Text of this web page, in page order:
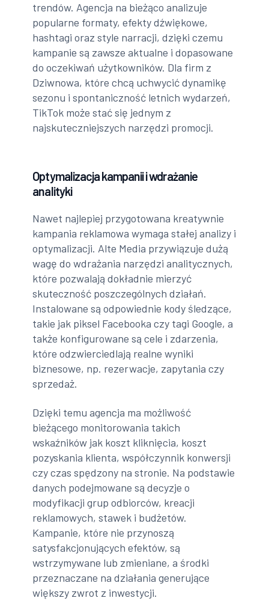
trendów. Agencja na bieżąco analizuje
popularne formaty, efekty dźwiękowe,
hashtagi oraz style narracji, dzięki czemu
kampanie są zawsze aktualne i dopasowane
do oczekiwań użytkowników. Dla firm z
Dziwnowa, które chcą uchwycić dynamikę
sezonu i spontaniczność letnich wydarzeń,
TikTok może stać się jednym z
najskuteczniejszych narzędzi promocji.
Optymalizacja kampanii i wdrażanie
analityki
Nawet najlepiej przygotowana kreatywnie
kampania reklamowa wymaga stałej analizy i
optymalizacji. Alte Media przywiązuje dużą
wagę do wdrażania narzędzi analitycznych,
które pozwalają dokładnie mierzyć
skuteczność poszczególnych działań.
Instalowane są odpowiednie kody śledzące,
takie jak piksel Facebooka czy tagi Google, a
także konfigurowane są cele i zdarzenia,
które odzwierciedlają realne wyniki
biznesowe, np. rezerwacje, zapytania czy
sprzedaż.
Dzięki temu agencja ma możliwość
bieżącego monitorowania takich
wskaźników jak koszt kliknięcia, koszt
pozyskania klienta, współczynnik konwersji
czy czas spędzony na stronie. Na podstawie
danych podejmowane są decyzje o
modyfikacji grup odbiorców, kreacji
reklamowych, stawek i budżetów.
Kampanie, które nie przynoszą
satysfakcjonujących efektów, są
wstrzymywane lub zmieniane, a środki
przeznaczane na działania generujące
większy zwrot z inwestycji.